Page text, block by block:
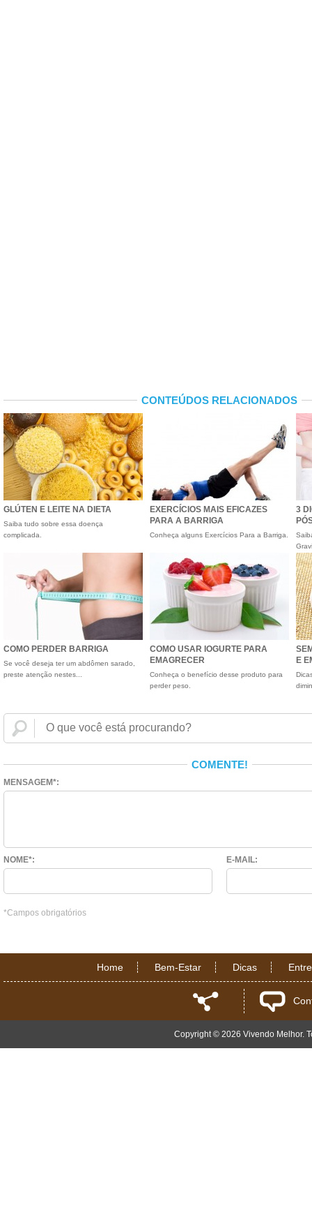
CONTEÚDOS RELACIONADOS
GLÚTEN E LEITE NA DIETA
Saiba tudo sobre essa doença
complicada.
EXERCÍCIOS MAIS EFICAZES
PARA A BARRIGA
Conheça alguns Exercícios Para a Barriga.
3
COMO PERDER BARRIGA
Se você deseja ter um abdômen sarado,
preste atenção nestes...
COMO USAR IOGURTE PARA
EMAGRECER
Conheça o benefício desse produto para
perder peso.
E
COMENTE!
MENSAGEM*:
NOME*: E-MAIL:
*Campos obrigatórios
Home Bem-Estar Dicas
Copyright © 2026 Vivendo Melhor.